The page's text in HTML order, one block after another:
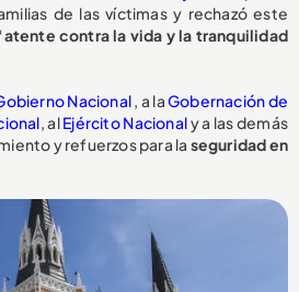
de las víctimas y rechazó este
contra la vida y la tranquilidad
Nacional, a laGobernación de
, alEjército Nacionaly a las demás
y refuerzos para la seguridad en